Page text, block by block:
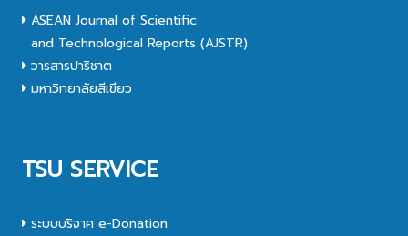
ASEAN Journal of Scientific
and Technological Reports (AJSTR)
วารสารปาริชาต
มหาวิทยาลัยสีเขียว
TSU SERVICE
ระบบบริจาค e-Donation